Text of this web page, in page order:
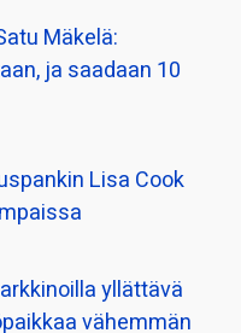
Mäkelä:
ja saadaan 10
Lisa Cook
yllättävä
vähemmän